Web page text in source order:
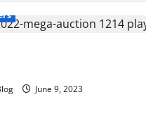
June 9, 2023